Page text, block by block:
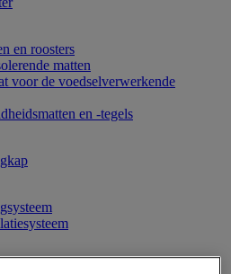
en roosters
matten
voor de voedselverwerkende
en -tegels